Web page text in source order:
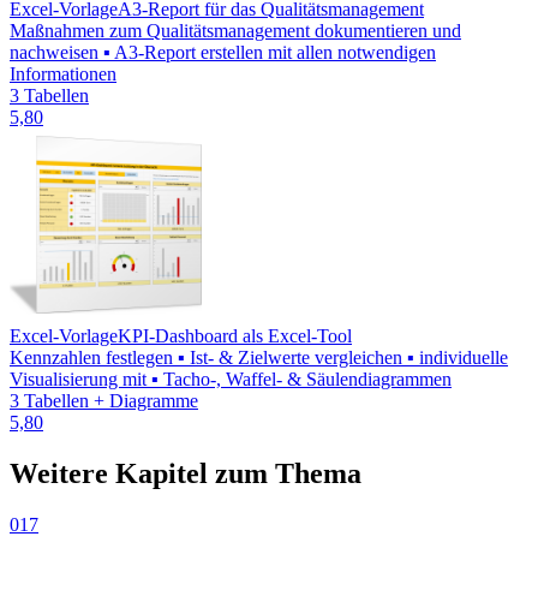
Excel-VorlageA3-Report für das Qualitätsmanagement
Maßnahmen zum Qualitätsmanagement dokumentieren und
nachweisen ▪ A3-Report erstellen mit allen notwendigen
Informationen
3 Tabellen
5,80
Excel-VorlageKPI-Dashboard als Excel-Tool
Kennzahlen festlegen ▪ Ist- & Zielwerte vergleichen ▪ individuelle
Visualisierung mit ▪ Tacho-, Waffel- & Säulendiagrammen
3 Tabellen + Diagramme
5,80
Weitere Kapitel zum Thema
017